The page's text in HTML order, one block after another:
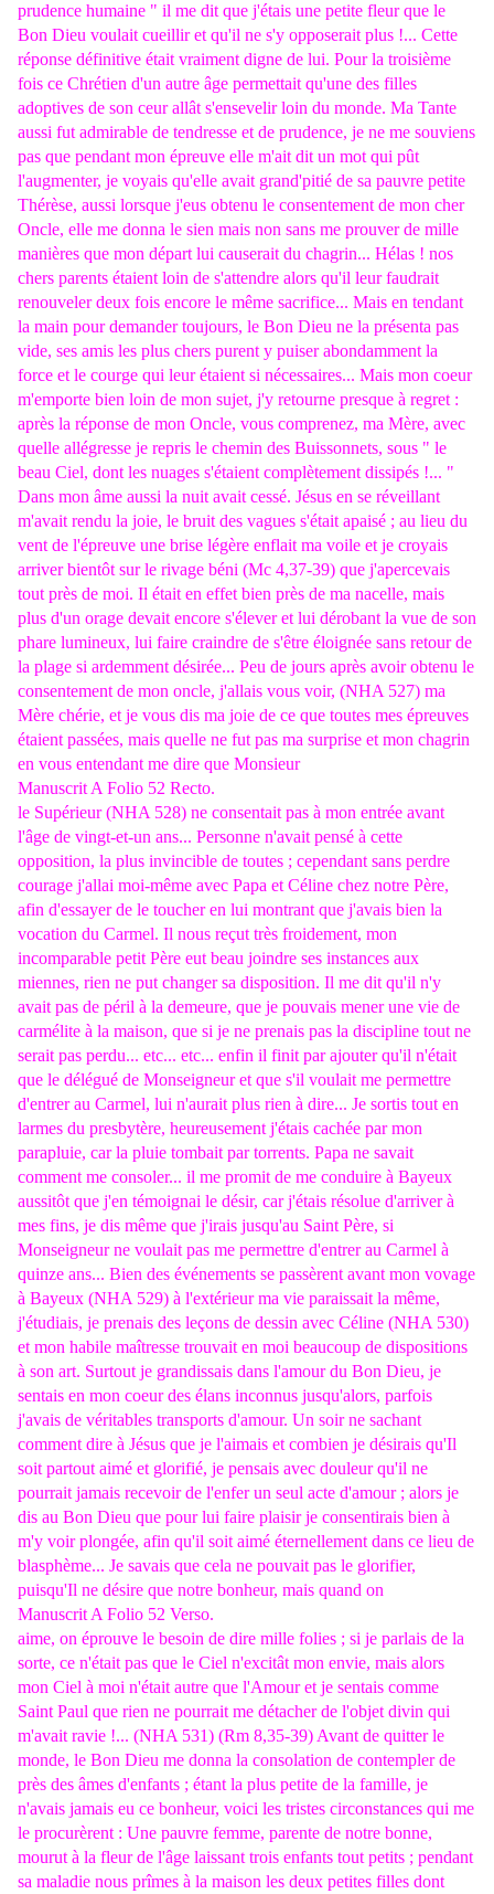
prudence humaine " il me dit que j'étais une petite fleur que le
Bon Dieu voulait cueillir et qu'il ne s'y opposerait plus !... Cette
réponse définitive était vraiment digne de lui. Pour la troisième
fois ce Chrétien d'un autre âge permettait qu'une des filles
adoptives de son ceur allât s'ensevelir loin du monde. Ma Tante
aussi fut admirable de tendresse et de prudence, je ne me souviens
pas que pendant mon épreuve elle m'ait dit un mot qui pût
l'augmenter, je voyais qu'elle avait grand'pitié de sa pauvre petite
Thérèse, aussi lorsque j'eus obtenu le consentement de mon cher
Oncle, elle me donna le sien mais non sans me prouver de mille
manières que mon départ lui causerait du chagrin... Hélas ! nos
chers parents étaient loin de s'attendre alors qu'il leur faudrait
renouveler deux fois encore le même sacrifice... Mais en tendant
la main pour demander toujours, le Bon Dieu ne la présenta pas
vide, ses amis les plus chers purent y puiser abondamment la
force et le courge qui leur étaient si nécessaires... Mais mon coeur
m'emporte bien loin de mon sujet, j'y retourne presque à regret :
après la réponse de mon Oncle, vous comprenez, ma Mère, avec
quelle allégresse je repris le chemin des Buissonnets, sous " le
beau Ciel, dont les nuages s'étaient complètement dissipés !... "
Dans mon âme aussi la nuit avait cessé. Jésus en se réveillant
m'avait rendu la joie, le bruit des vagues s'était apaisé ; au lieu du
vent de l'épreuve une brise légère enflait ma voile et je croyais
arriver bientôt sur le rivage béni (Mc 4,37-39) que j'apercevais
tout près de moi. Il était en effet bien près de ma nacelle, mais
plus d'un orage devait encore s'élever et lui dérobant la vue de son
phare lumineux, lui faire craindre de s'être éloignée sans retour de
la plage si ardemment désirée... Peu de jours après avoir obtenu le
consentement de mon oncle, j'allais vous voir, (NHA 527) ma
Mère chérie, et je vous dis ma joie de ce que toutes mes épreuves
étaient passées, mais quelle ne fut pas ma surprise et mon chagrin
en vous entendant me dire que Monsieur
Manuscrit A Folio 52 Recto.
le Supérieur (NHA 528) ne consentait pas à mon entrée avant
l'âge de vingt-et-un ans... Personne n'avait pensé à cette
opposition, la plus invincible de toutes ; cependant sans perdre
courage j'allai moi-même avec Papa et Céline chez notre Père,
afin d'essayer de le toucher en lui montrant que j'avais bien la
vocation du Carmel. Il nous reçut très froidement, mon
incomparable petit Père eut beau joindre ses instances aux
miennes, rien ne put changer sa disposition. Il me dit qu'il n'y
avait pas de péril à la demeure, que je pouvais mener une vie de
carmélite à la maison, que si je ne prenais pas la discipline tout ne
serait pas perdu... etc... etc... enfin il finit par ajouter qu'il n'était
que le délégué de Monseigneur et que s'il voulait me permettre
d'entrer au Carmel, lui n'aurait plus rien à dire... Je sortis tout en
larmes du presbytère, heureusement j'étais cachée par mon
parapluie, car la pluie tombait par torrents. Papa ne savait
comment me consoler... il me promit de me conduire à Bayeux
aussitôt que j'en témoignai le désir, car j'étais résolue d'arriver à
mes fins, je dis même que j'irais jusqu'au Saint Père, si
Monseigneur ne voulait pas me permettre d'entrer au Carmel à
quinze ans... Bien des événements se passèrent avant mon vovage
à Bayeux (NHA 529) à l'extérieur ma vie paraissait la même,
j'étudiais, je prenais des leçons de dessin avec Céline (NHA 530)
et mon habile maîtresse trouvait en moi beaucoup de dispositions
à son art. Surtout je grandissais dans l'amour du Bon Dieu, je
sentais en mon coeur des élans inconnus jusqu'alors, parfois
j'avais de véritables transports d'amour. Un soir ne sachant
comment dire à Jésus que je l'aimais et combien je désirais qu'Il
soit partout aimé et glorifié, je pensais avec douleur qu'il ne
pourrait jamais recevoir de l'enfer un seul acte d'amour ; alors je
dis au Bon Dieu que pour lui faire plaisir je consentirais bien à
m'y voir plongée, afin qu'il soit aimé éternellement dans ce lieu de
blasphème... Je savais que cela ne pouvait pas le glorifier,
puisqu'Il ne désire que notre bonheur, mais quand on
Manuscrit A Folio 52 Verso.
aime, on éprouve le besoin de dire mille folies ; si je parlais de la
sorte, ce n'était pas que le Ciel n'excitât mon envie, mais alors
mon Ciel à moi n'était autre que l'Amour et je sentais comme
Saint Paul que rien ne pourrait me détacher de l'objet divin qui
m'avait ravie !... (NHA 531) (Rm 8,35-39) Avant de quitter le
monde, le Bon Dieu me donna la consolation de contempler de
près des âmes d'enfants ; étant la plus petite de la famille, je
n'avais jamais eu ce bonheur, voici les tristes circonstances qui me
le procurèrent : Une pauvre femme, parente de notre bonne,
mourut à la fleur de l'âge laissant trois enfants tout petits ; pendant
sa maladie nous prîmes à la maison les deux petites filles dont